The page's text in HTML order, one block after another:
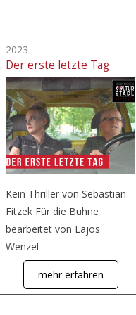
2023
Der erste letzte Tag
Kein Thriller von Sebastian
Fitzek Für die Bühne
bearbeitet von Lajos
Wenzel
mehr erfahren